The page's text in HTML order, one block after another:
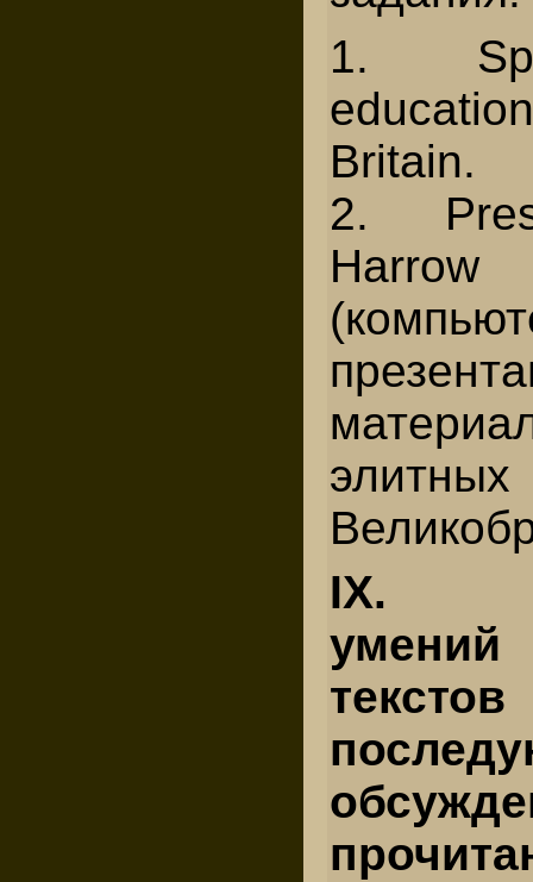
1.
Britain.
2.
IX.